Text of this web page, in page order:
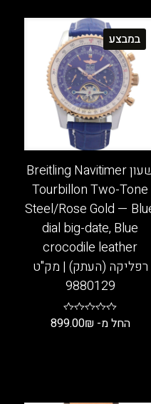
מספר
סוגים.
ניתן
לבחור
את
האפשרויות
בעמוד
המוצר
במבצע
שעון Breitling Navitimer
Tourbillon Two-Tone
Steel/Rose Gold —
dial big-date, Blue
crocodile leather
רפליקה (העתק) | מק"ט
9880129
החל מ- 899.00₪